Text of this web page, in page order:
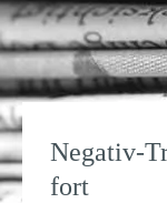
Negativ-
fort